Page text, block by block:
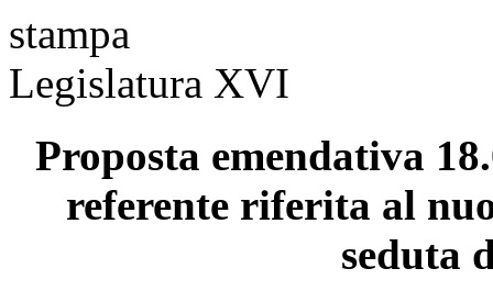
stampa
Legislatura XVI
Proposta emendativa
referente riferita al
seduta